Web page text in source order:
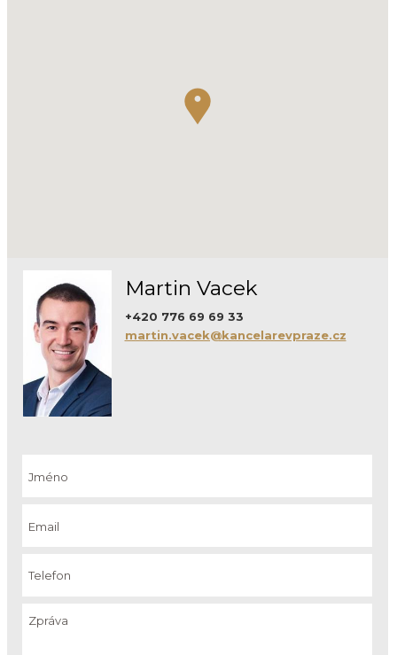
Martin Vacek
+420 776 69 69 33
martin.vacek@kancelarevpraze.cz